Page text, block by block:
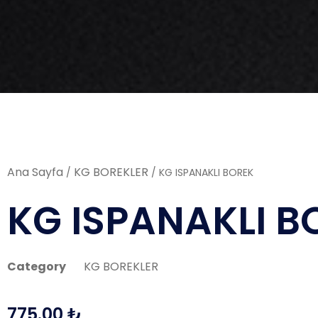
Ana Sayfa / KG BOREKLER / KG ISPANAKLI BOREK
KG ISPANAKLI
Category KG BOREKLER